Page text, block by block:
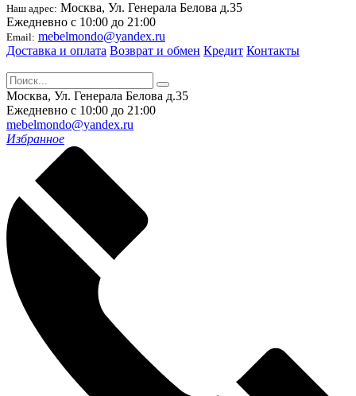
Наш адрес: Москва, Ул. Генерала Белова д.35
Ежедневно с 10:00 до 21:00
Email: mebelmondo@yandex.ru
Доставка и оплата Возврат и обмен Кредит Контакты
Москва, Ул. Генерала Белова д.35
Ежедневно с 10:00 до 21:00
mebelmondo@yandex.ru
Избранное